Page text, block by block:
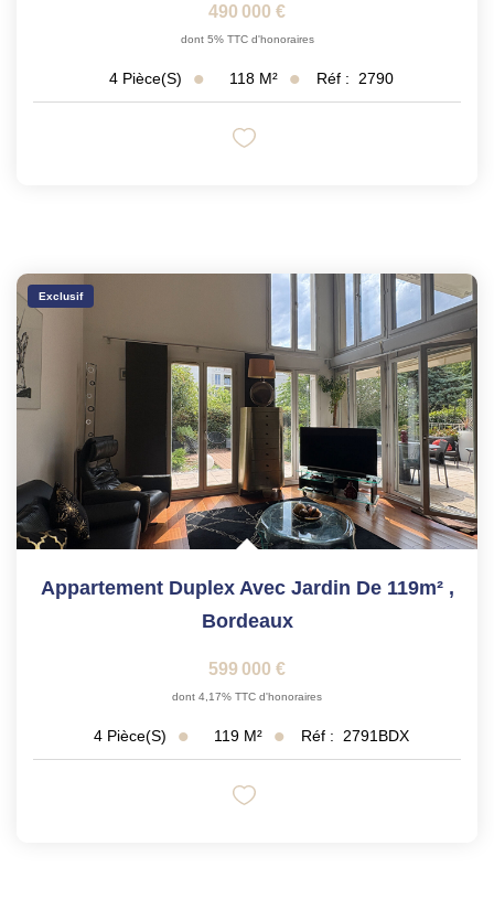
490 000 €
dont 5% TTC d'honoraires
4 Pièce(s) 118 M² Réf : 2790
Exclusif
Appartement Duplex Avec Jardin De 119m² ,
Bordeaux
599 000 €
dont 4,17% TTC d'honoraires
4 Pièce(s) 119 M² Réf : 2791BDX